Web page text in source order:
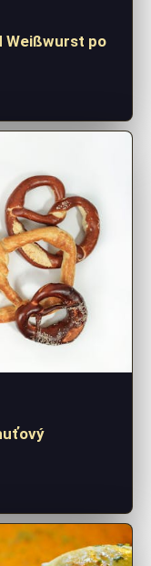
Weißwurst po